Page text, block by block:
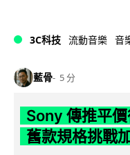
3C科技 流動音樂 音
藍骨 5 分
Sony 傳推平
舊款規格挑戰